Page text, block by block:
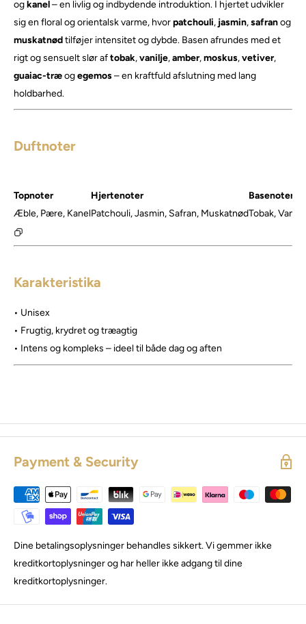
ogkanel– en livlig og indbydende introduktion. I hjertet udvikler
sig en floral og orientalsk varme, hvorpatchouli, jasmin,safranog
muskatnødtilføjer intensitet og dybde. Basen afrundes med et
rigt og sensuelt slør aftobak,vanilje,amber,moskus,vetiver,
guaiac-træogegemos– en kraftfuld afslutning med lang
holdbarhed.
Duftnoter
Topnoter Hjertenoter
Basenoter
Æble, Pære, KanelPatchouli, Jasmin, Safran, MuskatnødTobak,
Karakteristika
• Unisex
• Frugtig, krydret og træagtig
• Intens og kompleks – ideel til både dag og aften
Payment & Security
Dine betalingsoplysninger behandles sikkert. Vi gemmer ikke
kreditkortoplysninger og har heller ikke adgang til dine
kreditkortoplysninger.